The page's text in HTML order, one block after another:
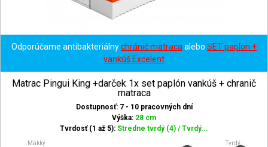
Odporúčame antibakteriálnychránič matraca alebo SET paplón +
vankúš Excelent
Matrac Pingui King +darček 1x set paplón vankúš + chranič
matraca
Dostupnosť: 7 - 10 pracovných dní
Výška: 28 cm
Tvrdosť (1 až 5): Stredne tvrdý (4) / Tvrdý...
Mäkký Tvrdý